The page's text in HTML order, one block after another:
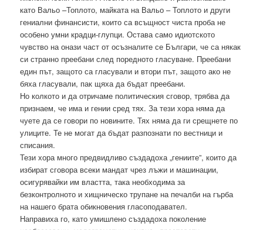
като Вальо –Топлото, майката на Вальо – Топлото и други
гениални финансисти, които са всъщност чиста проба не
особено умни крадци-глупци. Остава само идиотското
чувство на онази част от осъзналите се Българи, че са някак
си странно преебани след поредното гласуване. Преебани
един път, защото са гласували и втори път, защото ако не
бяха гласували, пак щяха да бъдат преебани.
Но колкото и да отричаме политическия сговор, трябва да
признаем, че има и гении сред тях. За тези хора няма да
чуете да се говори по новините. Тях няма да ги срещнете по
улиците. Те не могат да бъдат разпознати по вестници и
списания.
Тези хора много предвидливо създадоха „гениите”, които да
избират сговора всеки мандат чрез лъжи и машинации,
осигурявайки им властта, така необходима за
безконтролното и хищническо трупане на печалби на гърба
на нашего брата обикновения гласоподавател.
Направиха го, като умишлено създадоха поколение